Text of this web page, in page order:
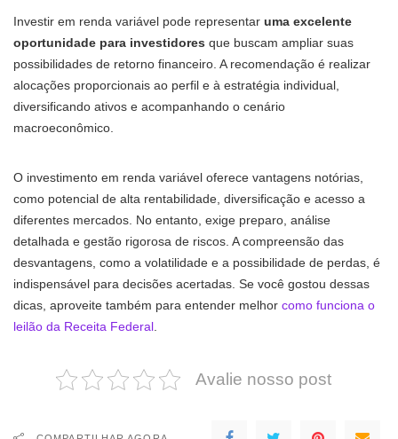
Investir em renda variável pode representar uma excelente
oportunidade para investidores que buscam ampliar suas
possibilidades de retorno financeiro. A recomendação é realizar
alocações proporcionais ao perfil e à estratégia individual,
diversificando ativos e acompanhando o cenário
macroeconômico.
O investimento em renda variável oferece vantagens notórias,
como potencial de alta rentabilidade, diversificação e acesso a
diferentes mercados. No entanto, exige preparo, análise
detalhada e gestão rigorosa de riscos. A compreensão das
desvantagens, como a volatilidade e a possibilidade de perdas, é
indispensável para decisões acertadas. Se você gostou dessas
dicas, aproveite também para entender melhor como funciona o
leilão da Receita Federal
Avalie nosso post